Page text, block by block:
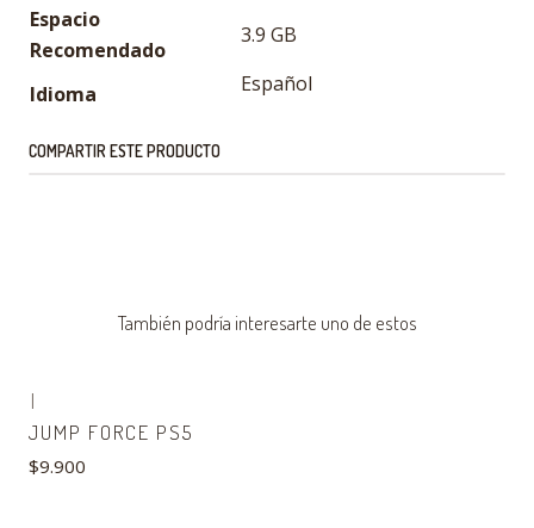
Espacio
Recomendado
3.9 GB
Idioma Español
COMPARTIR ESTE PRODUCTO
También podría interesarte uno de estos
|
JUMP FORCE PS5
$9.900